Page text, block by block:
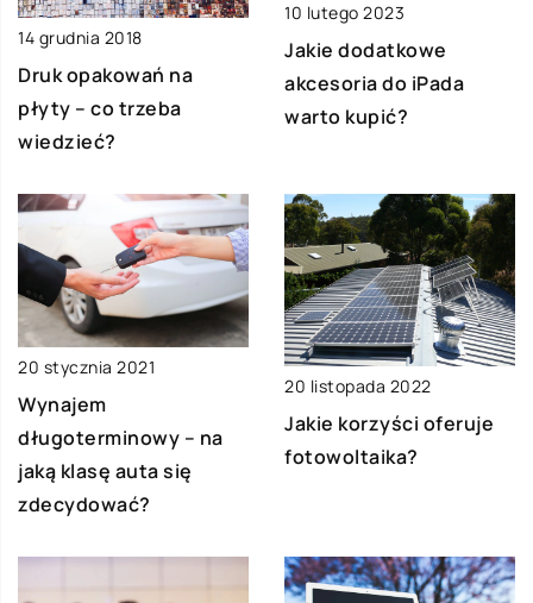
14 grudnia 2018
Druk opakowań na
płyty – co trzeba
wiedzieć?
10 lutego 2023
Jakie dodatkowe
akcesoria do iPada
warto kupić?
20 stycznia 2021
Wynajem
długoterminowy – na
jaką klasę auta się
zdecydować?
20 listopada 2022
Jakie korzyści oferuje
fotowoltaika?